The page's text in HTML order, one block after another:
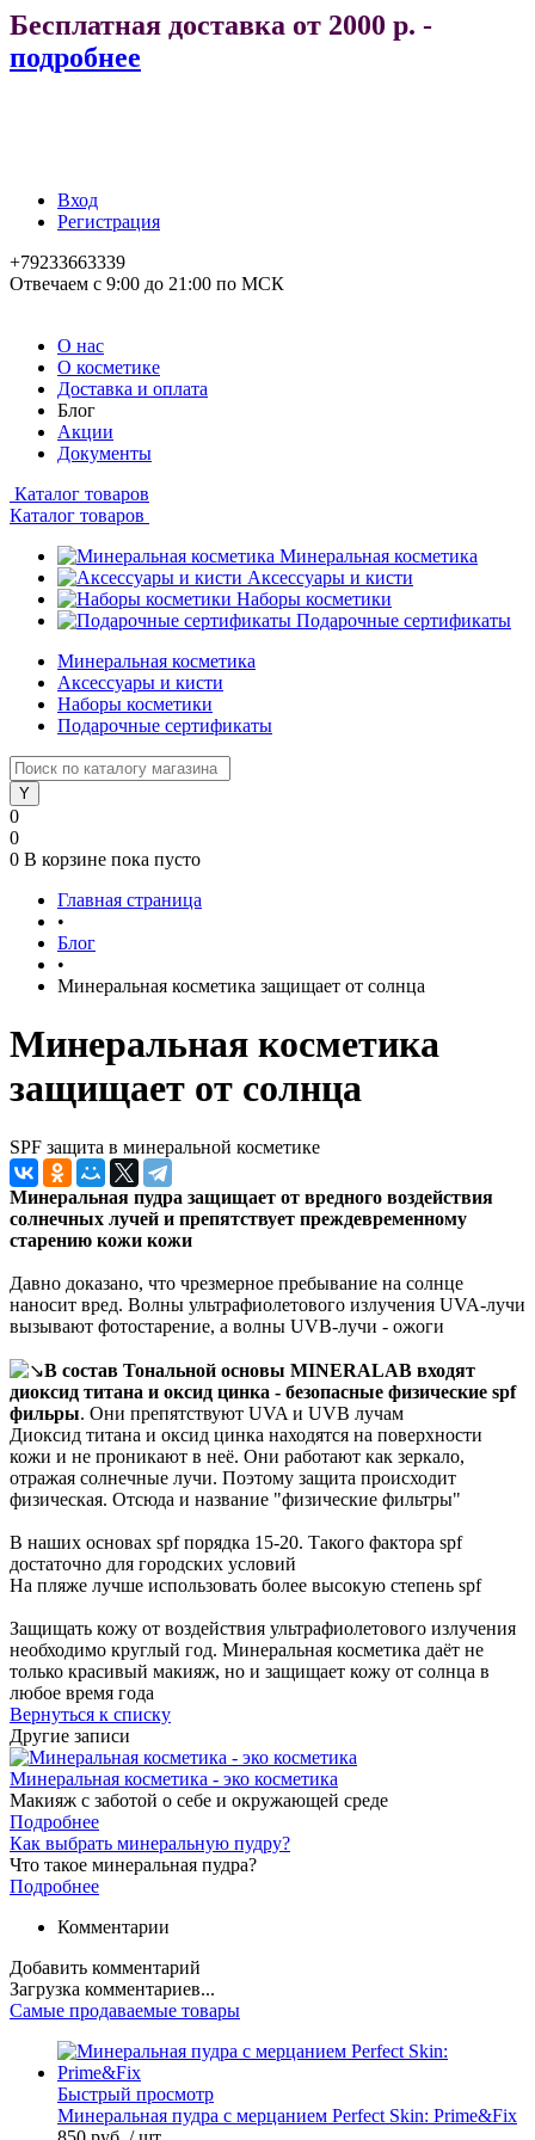
Бесплатная доставка от 2000 р. -
подробнее
Вход
Регистрация
+79233663339
Отвечаем с 9:00 до 21:00 по МСК
О нас
О косметике
Доставка и оплата
Блог
Акции
Документы
Каталог товаров
Каталог товаров
Минеральная косметика
Аксессуары и кисти
Наборы косметики
Подарочные сертификаты
Минеральная косметика
Аксессуары и кисти
Наборы косметики
Подарочные сертификаты
0
0
0 В корзине пока пусто
Главная страница
•
Блог
•
Минеральная косметика защищает от солнца
Минеральная косметика
защищает от солнца
SPF защита в минеральной косметике
Минеральная пудра защищает от вредного воздействия
солнечных лучей и препятствует преждевременному
старению кожи кожи
Давно доказано, что чрезмерное пребывание на солнце
наносит вред. Волны ультрафиолетового излучения UVA-лучи
вызывают фотостарение, а волны UVB-лучи - ожоги
В состав Тональной основы MINERALAB входят
диоксид титана и оксид цинка - безопасные физические spf
фильры. Они препятствуют UVA и UVB лучам
Диоксид титана и оксид цинка находятся на поверхности
кожи и не проникают в неё. Они работают как зеркало,
отражая солнечные лучи. Поэтому защита происходит
физическая. Отсюда и название "физические фильтры"
В наших основах spf порядка 15-20. Такого фактора spf
достаточно для городских условий
На пляже лучше использовать более высокую степень spf
Защищать кожу от воздействия ультрафиолетового излучения
необходимо круглый год. Минеральная косметика даёт не
только красивый макияж, но и защищает кожу от солнца в
любое время года
Вернуться к списку
Другие записи
Минеральная косметика - эко косметика
Макияж с заботой о себе и окружающей среде
Подробнее
Как выбрать минеральную пудру?
Что такое минеральная пудра?
Подробнее
Комментарии
Добавить комментарий
Загрузка комментариев...
Самые продаваемые товары
Быстрый просмотр
Минеральная пудра с мерцанием Perfect Skin: Prime&Fix